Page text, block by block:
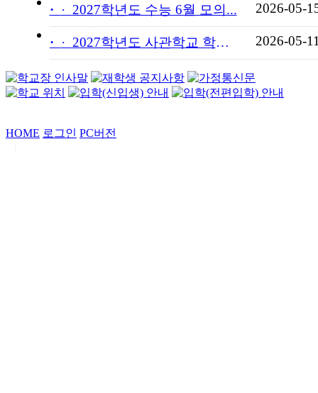
· 2027학년도 수능 6월 모의... 2026-05-
· 2027학년도 사관학교 학교장... 2026-05-
HOME 로그인 PC버전